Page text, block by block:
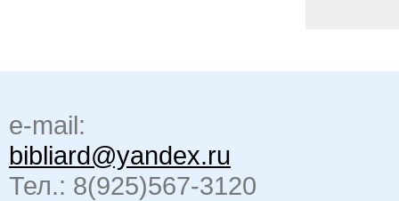
e-mail:
bibliard@yandex.ru
Тел.: 8(925)567-3120